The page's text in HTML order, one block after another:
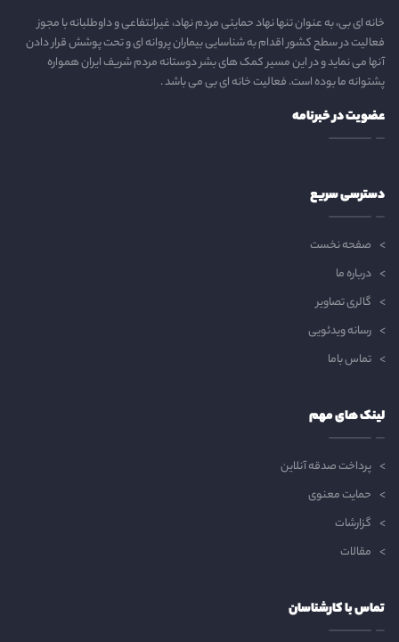
خانه ای بی، به عنوان تنها نهاد حمایتی مردم نهاد، غیرانتفاعی و داوطلبانه با مجوز
فعالیت در سطح کشور اقدام به شناسایی بیماران پروانه ای و تحت پوشش قرار دادن
آنها می نماید و در این مسیر کمک های بشر دوستانه مردم شریف ایران همواره
پشتوانه ما بوده است. فعالیت خانه ای بی می باشد .
عضویت در خبرنامه
دسترسی سریع
صفحه نخست
درباره ما
گالری تصاویر
رسانه ویدئویی
تماس باما
لینک های مهم
پرداخت صدقه آنلاین
حمایت معنوی
گزارشات
مقالات
تماس با کارشناسان